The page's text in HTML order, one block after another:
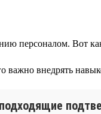
персоналом. Вот
важно внедрять